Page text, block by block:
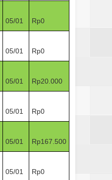
05/01 Rp0
05/01 Rp0
05/01 Rp20.000
05/01 Rp0
05/01 Rp167.500
05/01 Rp0